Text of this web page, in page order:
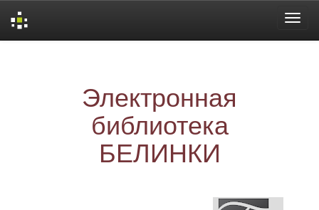
Электронная
библиотека
БЕЛИНКИ